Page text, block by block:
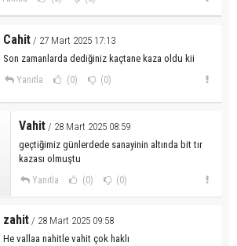
Cahit / 27 Mart 2025 17:13
Son zamanlarda dediğiniz kaçtane kaza oldu kii
Yanıtla (0) (0)
Vahit / 28 Mart 2025 08:59
geçtiğimiz günlerdede sanayinin altında bit tır
kazası olmuştu
Yanıtla (0) (0)
zahit / 28 Mart 2025 09:58
He vallaa nahitle vahit çok haklı